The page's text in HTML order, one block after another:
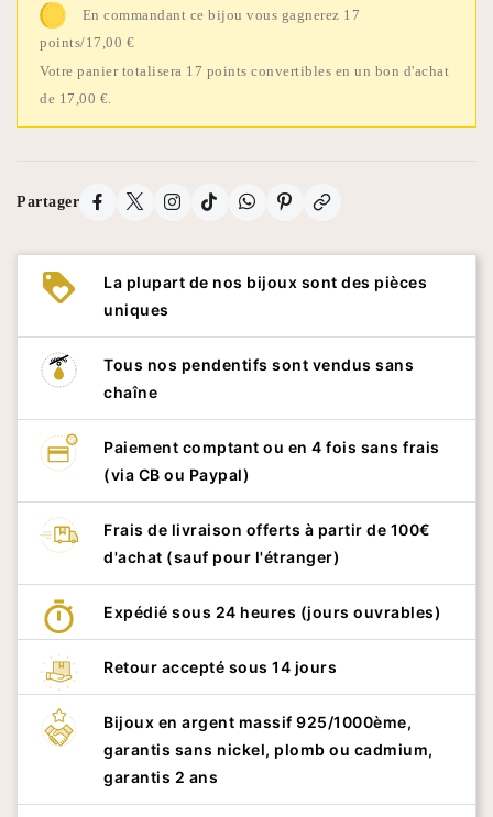
En commandant ce bijou vous gagnerez 17
points/17,00 €
Votre panier totalisera 17 points convertibles en un bon d'achat
de 17,00 €.
Partager
La plupart de nos bijoux sont des pièces
uniques
Tous nos pendentifs sont vendus sans
chaîne
Paiement comptant ou en 4 fois sans frais
(via CB ou Paypal)
Frais de livraison offerts à partir de 100€
d'achat (sauf pour l'étranger)
Expédié sous 24 heures (jours ouvrables)
Retour accepté sous 14 jours
Bijoux en argent massif 925/1000ème,
garantis sans nickel, plomb ou cadmium,
garantis 2 ans